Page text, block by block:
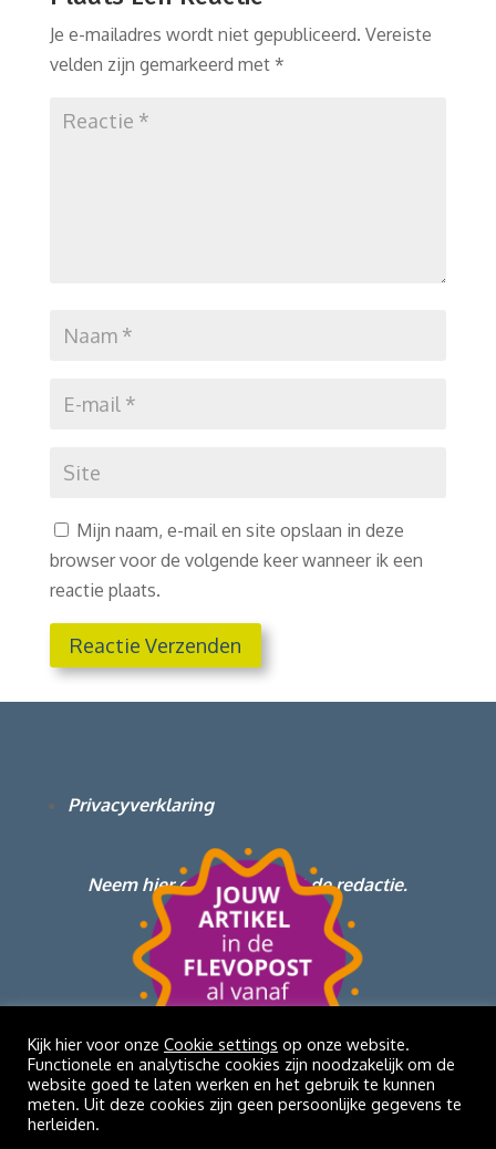
Je e-mailadres wordt niet gepubliceerd. Vereiste
velden zijn gemarkeerd met *
Mijn naam, e-mail en site opslaan in deze
browser voor de volgende keer wanneer ik een
reactie plaats.
Reactie Verzenden
Privacyverklaring
Neem hier contact op met de redactie.
Kijk hier voor onze Cookie settings op onze website.
Functionele en analytische cookies zijn noodzakelijk om de
website goed te laten werken en het gebruik te kunnen
meten. Uit deze cookies zijn geen persoonlijke gegevens te
herleiden.